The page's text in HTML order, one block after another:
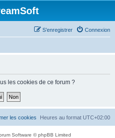
Connexion
S’enregistrer
les cookies de ce forum ?
Heures au format UTC+02:00
les cookies
Software © phpBB Limited